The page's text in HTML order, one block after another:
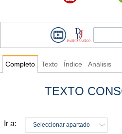
Completo Texto Índice Análisis
TEXTO
Ir a: Seleccionar apartado